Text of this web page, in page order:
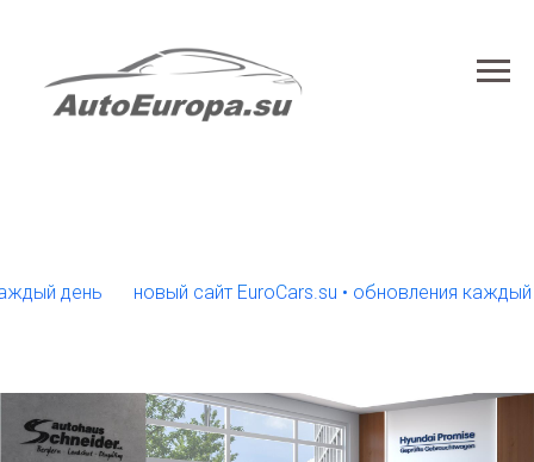
день новый сайт EuroCars.su • обновления каждый день